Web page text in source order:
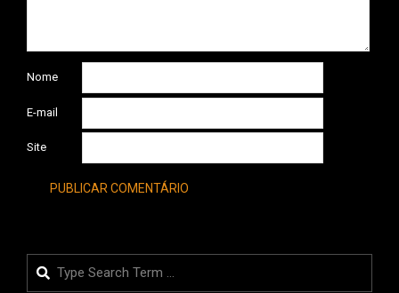
Nome
E-mail
Site
Search